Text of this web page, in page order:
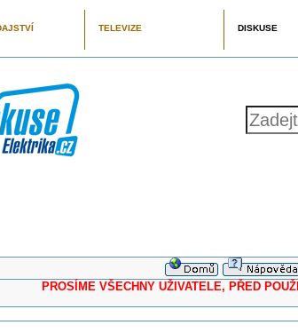
TELEVIZE DISKUSE
VŠECHNY UŽIVATELE, PŘED